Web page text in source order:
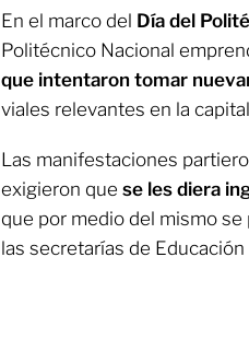
En el marco del Día del
Politécnico Nacional
que intentaron tomar
viales relevantes en la
Las manifestaciones
exigieron que se les diera
que por medio del mismo
las secretarías de